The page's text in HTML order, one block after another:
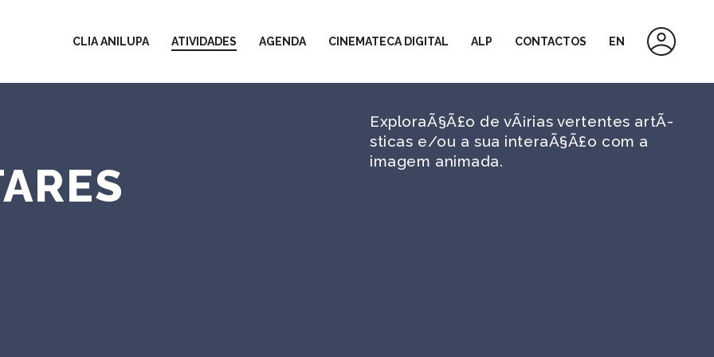
CLIA ANILUPA ATIVIDADES AGENDA CINEMATECA DIGITAL ALP CONTACTOS EN
ExploraÃ§Ã£o de vÃ¡rias vertentes artÃ­
sticas e/ou a sua interaÃ§Ã£o com a
imagem animada.